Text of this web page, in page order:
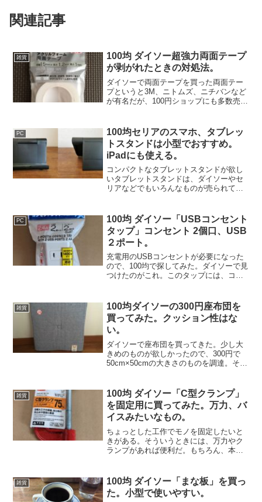
関連記事
雑貨
100均 ダイソー超強力両面テープ
が剥がれたときの対処法。
ダイソーで両面テープを買った両面テー
プというと3M、ニトムズ、ニチバンなど
が有名だが、100円ショップにも多数売ら
番強力なものを選んだ。貼ってしばらく
して剥がれてしまっ...
PC
100均セリアのスマホ、タブレッ
トスタンドは小型でおすすめ。
iPadにも使える。
コンパクトなタブレットスタンドが欲し
いタブレットスタンドは、ダイソーやセ
リアなどでもいろんなものが売られてい
なものが多い。もっとコンパクトで使い
やすいものはないかなと思...
PC
100均 ダイソー「USBコンセント
タップ」コンセント 2個口、USB
２ポート。
充電用のUSBコンセントが必要になった
ので、100均で探してみた。ダイソーで見
つけたのがこれ。このタップには、コン
る。値段は550円（税込み）と格...
雑貨
100均ダイソーの300円座布団を
買ってみた。クッション性はな
い。
ダイソーで座布団を買ってきた。少し大
きめのものが欲しかったので、300円で
50cm×50cmの大きさのものを調達。それ
はそれなり。座椅子にのせて使うので、
座椅子自体にク...
雑貨
100均 ダイソー「C型クランプ」
を固定用に買ってみた。万力、バ
イスみたいなもの。
ちょっとした工作でモノを固定したいと
きがある。そういうときには、万力やク
ランプがあれば便利だ。もちろん、本格
れ。75mmまで対応しているC型クラン
プ。金属製でズッシ...
雑貨
100均 ダイソー「まな板」を買っ
た。小型で使いやすい。